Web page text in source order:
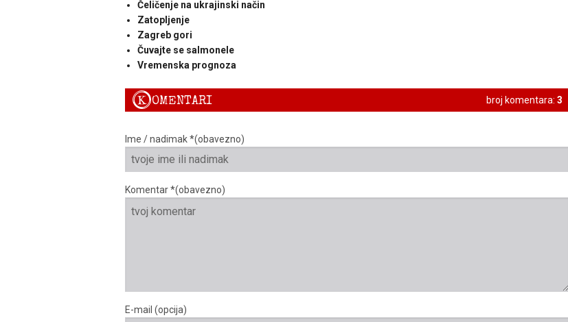
Čeličenje na ukrajinski način
Zatopljenje
Zagreb gori
Čuvajte se salmonele
Vremenska prognoza
broj komentara: 3
KOMENTARI
Ime / nadimak *(obavezno)
Komentar *(obavezno)
E-mail (opcija)